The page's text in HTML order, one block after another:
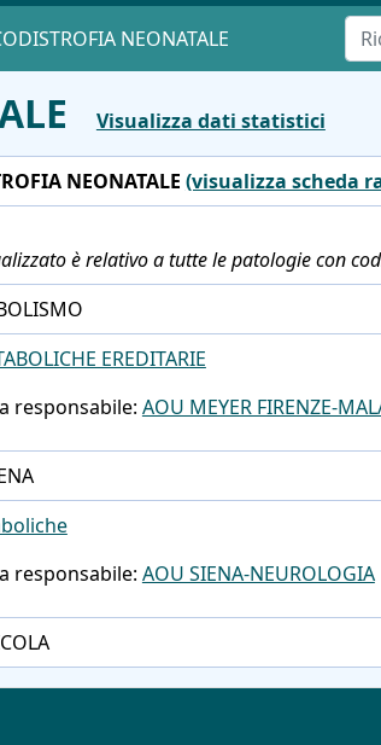
NEONATALE
Visualizza dati statistici
NEONATALE (visualizza scheda
è relativo a tutte le patologie con
EREDITARIE
responsabile: AOU MEYER FIRENZE-
responsabile: AOU SIENA-NEUROLOGIA